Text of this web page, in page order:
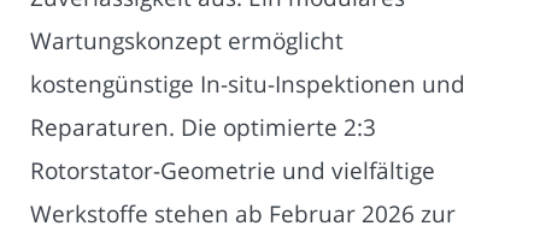
Wartungskonzept ermöglicht
kostengünstige In-situ-Inspektionen und
Reparaturen. Die optimierte 2:3
Rotorstator-Geometrie und vielfältige
Werkstoffe stehen ab Februar 2026 zur